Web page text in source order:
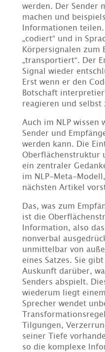
werden. Der Sender
machen und
Informationen
„codiert“ und in
Körpersignalen zum
„transportiert“. Der
Signal wieder
Erst wenn er den
Botschaft
reagieren und selbst
Auch im NLP wissen
Sender und
werden kann. Die
Oberflächenstruktur
ein zentraler
im NLP-Meta-
nächsten Artikel
Das, was zum
ist die
Information, also
nonverbal
unmittelbar von
eines Satzes. Sie
Auskunft darüber,
Senders abspielt.
wiederum liegt
Sprecher wendet
Tilgungen,
seiner Tiefe
so die komplexe